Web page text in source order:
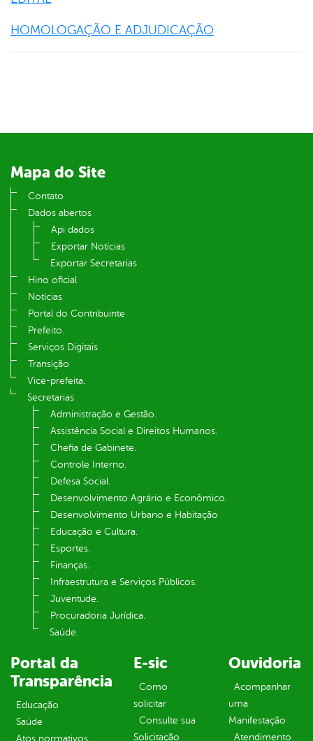
HOMOLOGAÇÃO E ADJUDICAÇÃO
Mapa do Site
Contato
Dados abertos
Api dados
Exportar Notícias
Exportar Secretarias
Hino oficial
Notícias
Portal do Contribuinte
Prefeito.
Serviços Digitais
Transição
Vice-prefeita.
Secretarias
Administração e Gestão.
Assistência Social e Direitos Humanos.
Chefia de Gabinete.
Controle Interno.
Defesa Social.
Desenvolvimento Agrário e Econômico.
Desenvolvimento Urbano e Habitação
Educação e Cultura.
Esportes.
Finanças.
Infraestrutura e Serviços Públicos.
Juventude.
Procuradoria Jurídica.
Saúde.
Portal da
Transparência
Educação
Saúde
Atos normativos
E-sic
Como
solicitar
Consulte sua
Solicitação
Ouvidoria
Acompanhar
uma
Manifestação
Atendimento